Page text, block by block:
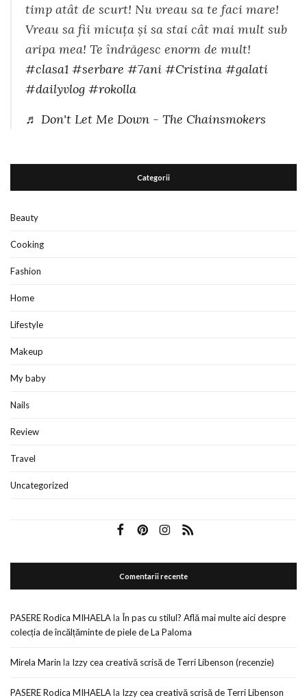
timp atât de scurt! Nu vreau sa te faci mare!
Vreau sa fii micuța și sa stai cât mai mult sub
aripa mea! Te îndrăgesc enorm de mult!
#clasa1 #serbare #7ani #Cristina #galati
#dailyvlog #rokolla
♬ Don't Let Me Down - The Chainsmokers
Categorii
Beauty
Cooking
Fashion
Home
Lifestyle
Makeup
My baby
Nails
Review
Travel
Uncategorized
Comentarii recente
PASERE Rodica MIHAELAla În pas cu stilul? Află mai multe aici despre
colecția de încălțăminte de piele de La Paloma
Mirela Marin la Izzy cea creativă scrisă de Terri Libenson (recenzie)
PASERE Rodica MIHAELAla Izzy cea creativă scrisă de Terri Libenson